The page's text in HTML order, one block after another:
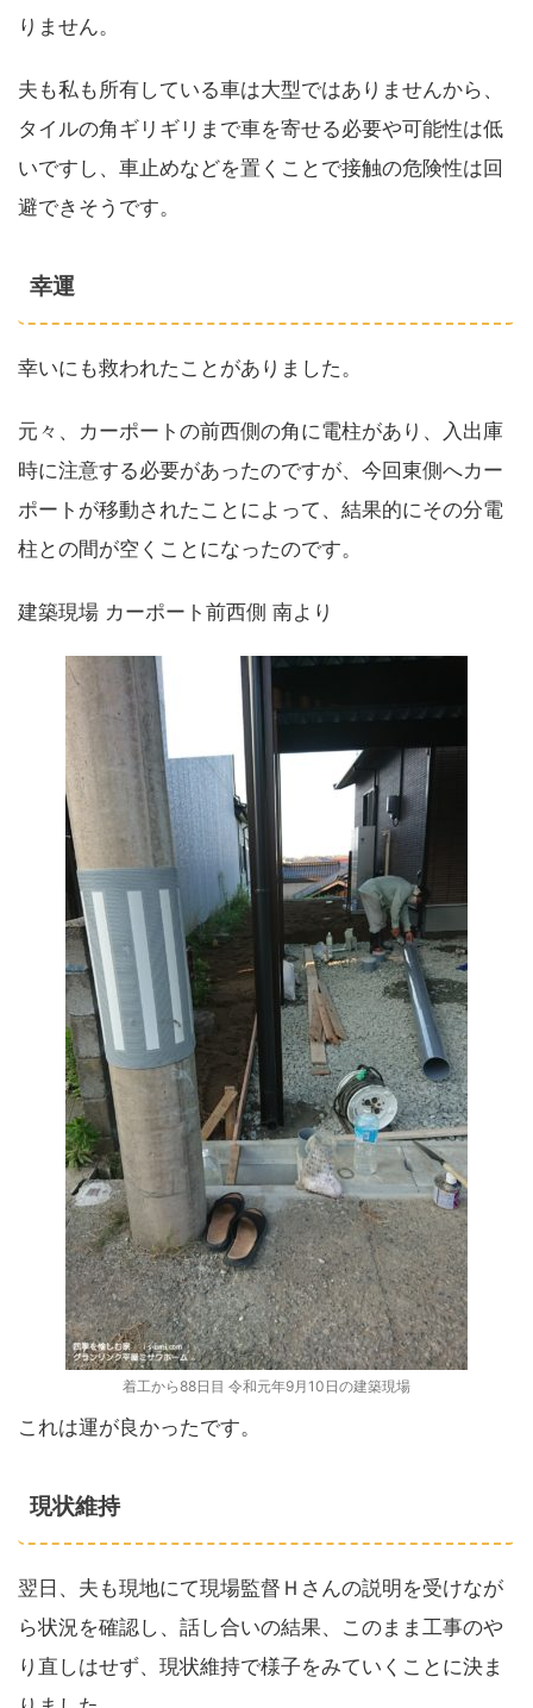
りません。
夫も私も所有している車は大型ではありませんから、
タイルの角ギリギリまで車を寄せる必要や可能性は低
いですし、車止めなどを置くことで接触の危険性は回
避できそうです。
幸運
幸いにも救われたことがありました。
元々、カーポートの前西側の角に電柱があり、入出庫
時に注意する必要があったのですが、今回東側へカー
ポートが移動されたことによって、結果的にその分電
柱との間が空くことになったのです。
建築現場 カーポート前西側 南より
着工から88日目 令和元年9月10日の建築現場
これは運が良かったです。
現状維持
翌日、夫も現地にて現場監督Ｈさんの説明を受けなが
ら状況を確認し、話し合いの結果、このまま工事のや
り直しはせず、現状維持で様子をみていくことに決ま